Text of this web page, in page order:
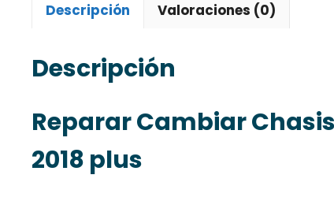
Descripción Valoraciones (0)
Descripción
Reparar Cambiar
2018 plus